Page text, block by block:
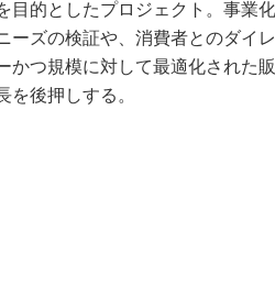
目的としたプロジェクト。事業
ーズの検証や、消費者とのダイ
かつ規模に対して最適化された
を後押しする。